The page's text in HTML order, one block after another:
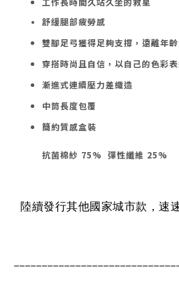
舒緩腿部疲勞感
雙腳足弓獲得足夠支撐，遠離年
穿搭時尚且自信，以自己的色彩
漸進式連續壓力差織造
中筒長度包覆
簡約質感盒裝
抗菌棉紗 75% 彈性纖維 25%
陸續發行其他國家城市款，速